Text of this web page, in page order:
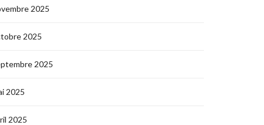
2025
2025
2025
2025
2025